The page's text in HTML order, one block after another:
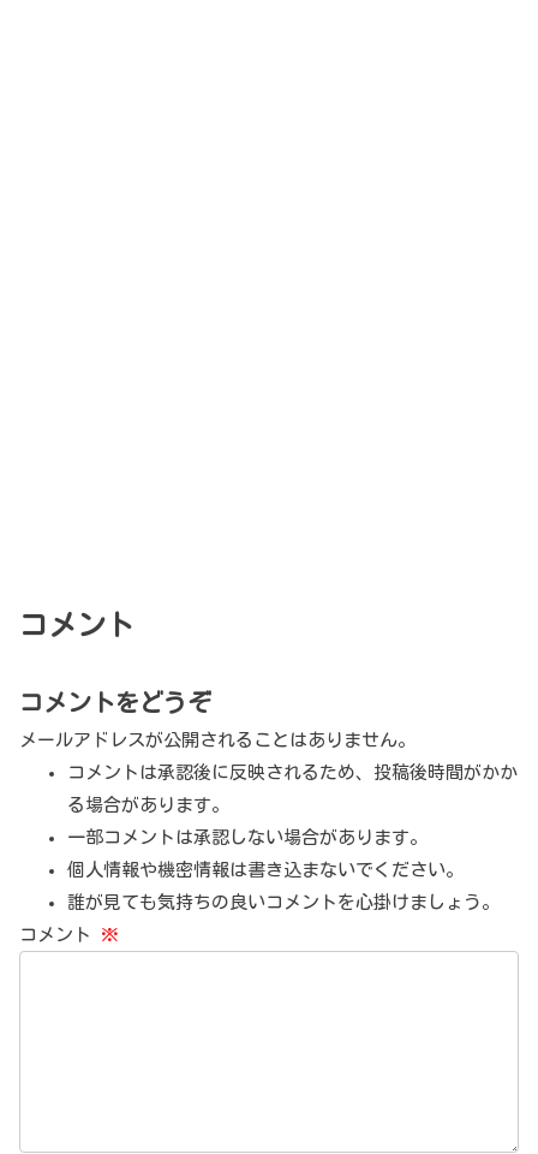
コメント
コメントをどうぞ
メールアドレスが公開されることはありません。
コメントは承認後に反映されるため、投稿後時間がかか
る場合があります。
一部コメントは承認しない場合があります。
個人情報や機密情報は書き込まないでください。
誰が見ても気持ちの良いコメントを心掛けましょう。
コメント ※